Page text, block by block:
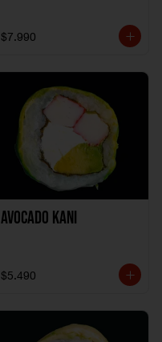
$7.990
Avocado Kani
$5.490